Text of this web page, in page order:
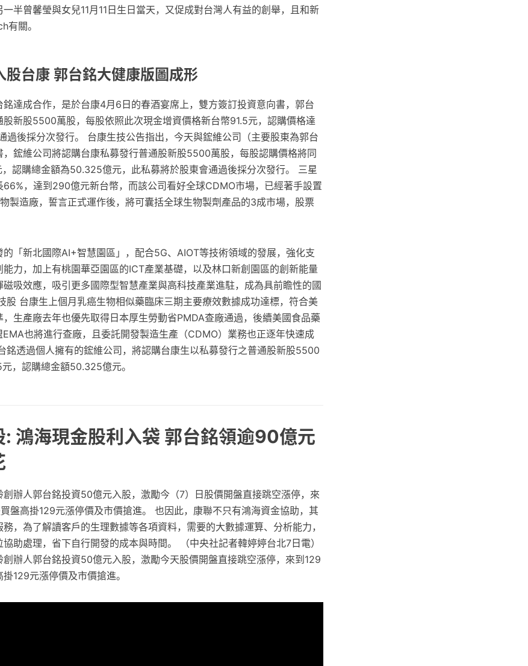
半曾馨瑩與女兒11月11日生日當天，又促成對台灣人有益的創舉，且和新
有關。
股台康 郭台銘大健康版圖成形
達成合作，是於台康4月6日的春酒宴席上，雙方簽訂投資意向書，郭台
新股5500萬股，每股依照此次現金增資價格新台幣91.5元，認購價格達
過後採分次發行。 台康生技公告指出，今天與鋐維公司（主要股東為郭台
鋐維公司將認購台康私募發行普通股新股5500萬股，每股認購價格將同
認購總金額為50.325億元，此私募將於股東會通過後採分次發行。 三星
66%，達到290億元新台幣，而該公司看好全球CDMO市場，已經著手設置
製造廠，誓言正式運作後，將可囊括全球生物製劑產品的3成市場，股票
「新北國際AI+智慧園區」，配合5G、AIOT等技術領域的發展，強化支
力，加上有桃園華亞園區的ICT產業基礎，以及林口新創園區的創新能量
吸效應，吸引更多國際型智慧產業與高科技產業進駐，成為具前瞻性的國
股 台康生上個月乳癌生物相似藥臨床三期主要療效數據成功達標，符合美
，生產廠去年也優先取得日本厚生勞動省PMDA查廠通過，後續美國食品藥
也將進行查廠，且委託開發製造生產（CDMO）業務也正逐年快速成
銘透過個人擁有的鋐維公司，將認購台康生以私募發行之普通股新股5500
，認購總金額50.325億元。
: 鴻海現金股利入袋 郭台銘領逾90億元
辦人郭台銘投資50億元入股，激勵今（7）日股價開盤直接跳空漲停，來
盤高掛129元漲停價及市價搶進。 也因此，康聯不只有鴻海資金協助，其
，為了解讀客戶的生理數據等各項資料，需要的大數據運算、分析能力，
助處理，省下自行開發的成本與時間。 （中央社記者韓婷婷台北7日電）
辦人郭台銘投資50億元入股，激勵今天股價開盤直接跳空漲停，來到129
129元漲停價及市價搶進。